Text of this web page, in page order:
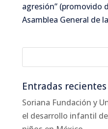
agresión” (promovido
Asamblea General de
Entradas recientes
Soriana Fundación y
el desarrollo infantil